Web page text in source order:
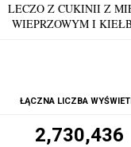
LECZO Z CUKINII Z
WIEPRZOWYM I
ŁĄCZNA LICZBA
2,730,436